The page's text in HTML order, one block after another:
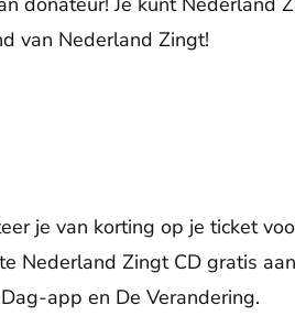
van Nederland Zingt!
je van korting op je ticket
Nederland Zingt CD gratis
app en De Verandering.